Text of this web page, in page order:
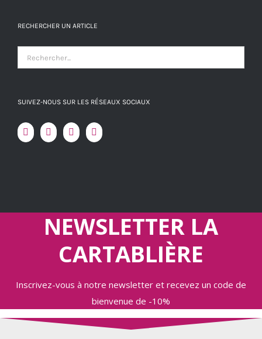
RECHERCHER UN ARTICLE
SUIVEZ-NOUS SUR LES RÉSEAUX SOCIAUX
NEWSLETTER LA
CARTABLIÈRE
Inscrivez-vous à notre newsletter et recevez un code de
bienvenue de -10%